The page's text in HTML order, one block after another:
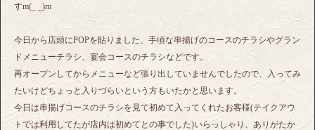
すm(_ _)m
今日から店頭にPOPを貼りました、手頃な串揚げのコースのチラシやグラン
ドメニューチラシ、宴会コースのチラシなどです。
再オープンしてからメニューなど張り出していませんでしたので、入ってみ
たいけどちょっと入りづらいという方もいたかと思います。
今日は串揚げコースのチラシを見て初めて入ってくれたお客様(テイクアウ
トでは利用してたが店内は初めてとの事でした)いらっしゃり、ありがたか